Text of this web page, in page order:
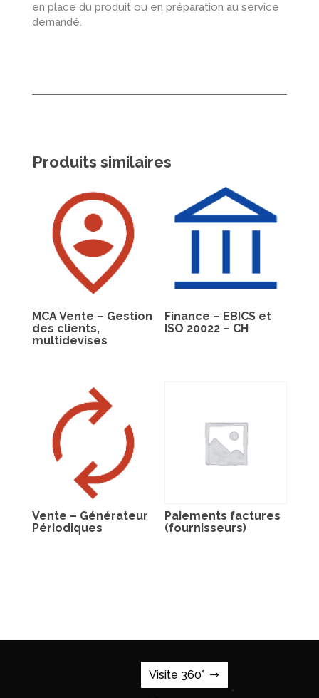
en place du produit ou en préparation au service
demandé.
Produits similaires
MCA Vente – Gestion
des clients,
multidevises
Finance – EBICS et
ISO 20022 – CH
Vente – Générateur
Périodiques
Paiements factures
(fournisseurs)
Visite 360°